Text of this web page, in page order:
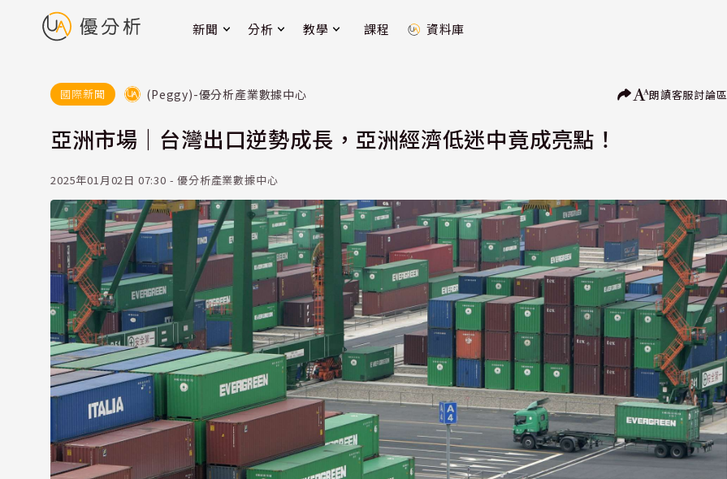
新聞 分析 教學 課程 資料庫
國際新聞 (Peggy)-優分析產業數據中心 朗讀客服討論區
亞洲市場｜台灣出口逆勢成長，亞洲經濟低迷中竟成亮點！
2025年01月02日 07:30 - 優分析產業數據中心